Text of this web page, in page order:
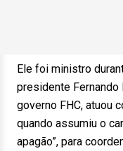
Ele foi ministro
presidente Fernando
governo FHC, atuou
quando assumiu o
apagão”, para